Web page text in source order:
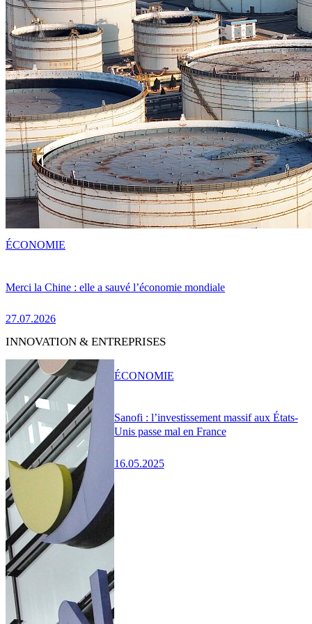
Merci la Chine : elle a sauvé l’économie mondiale
27.07.2026
ÉCONOMIE
INNOVATION & ENTREPRISES
Sanofi : l’investissement massif aux États-
Unis passe mal en France
16.05.2025
ÉCONOMIE